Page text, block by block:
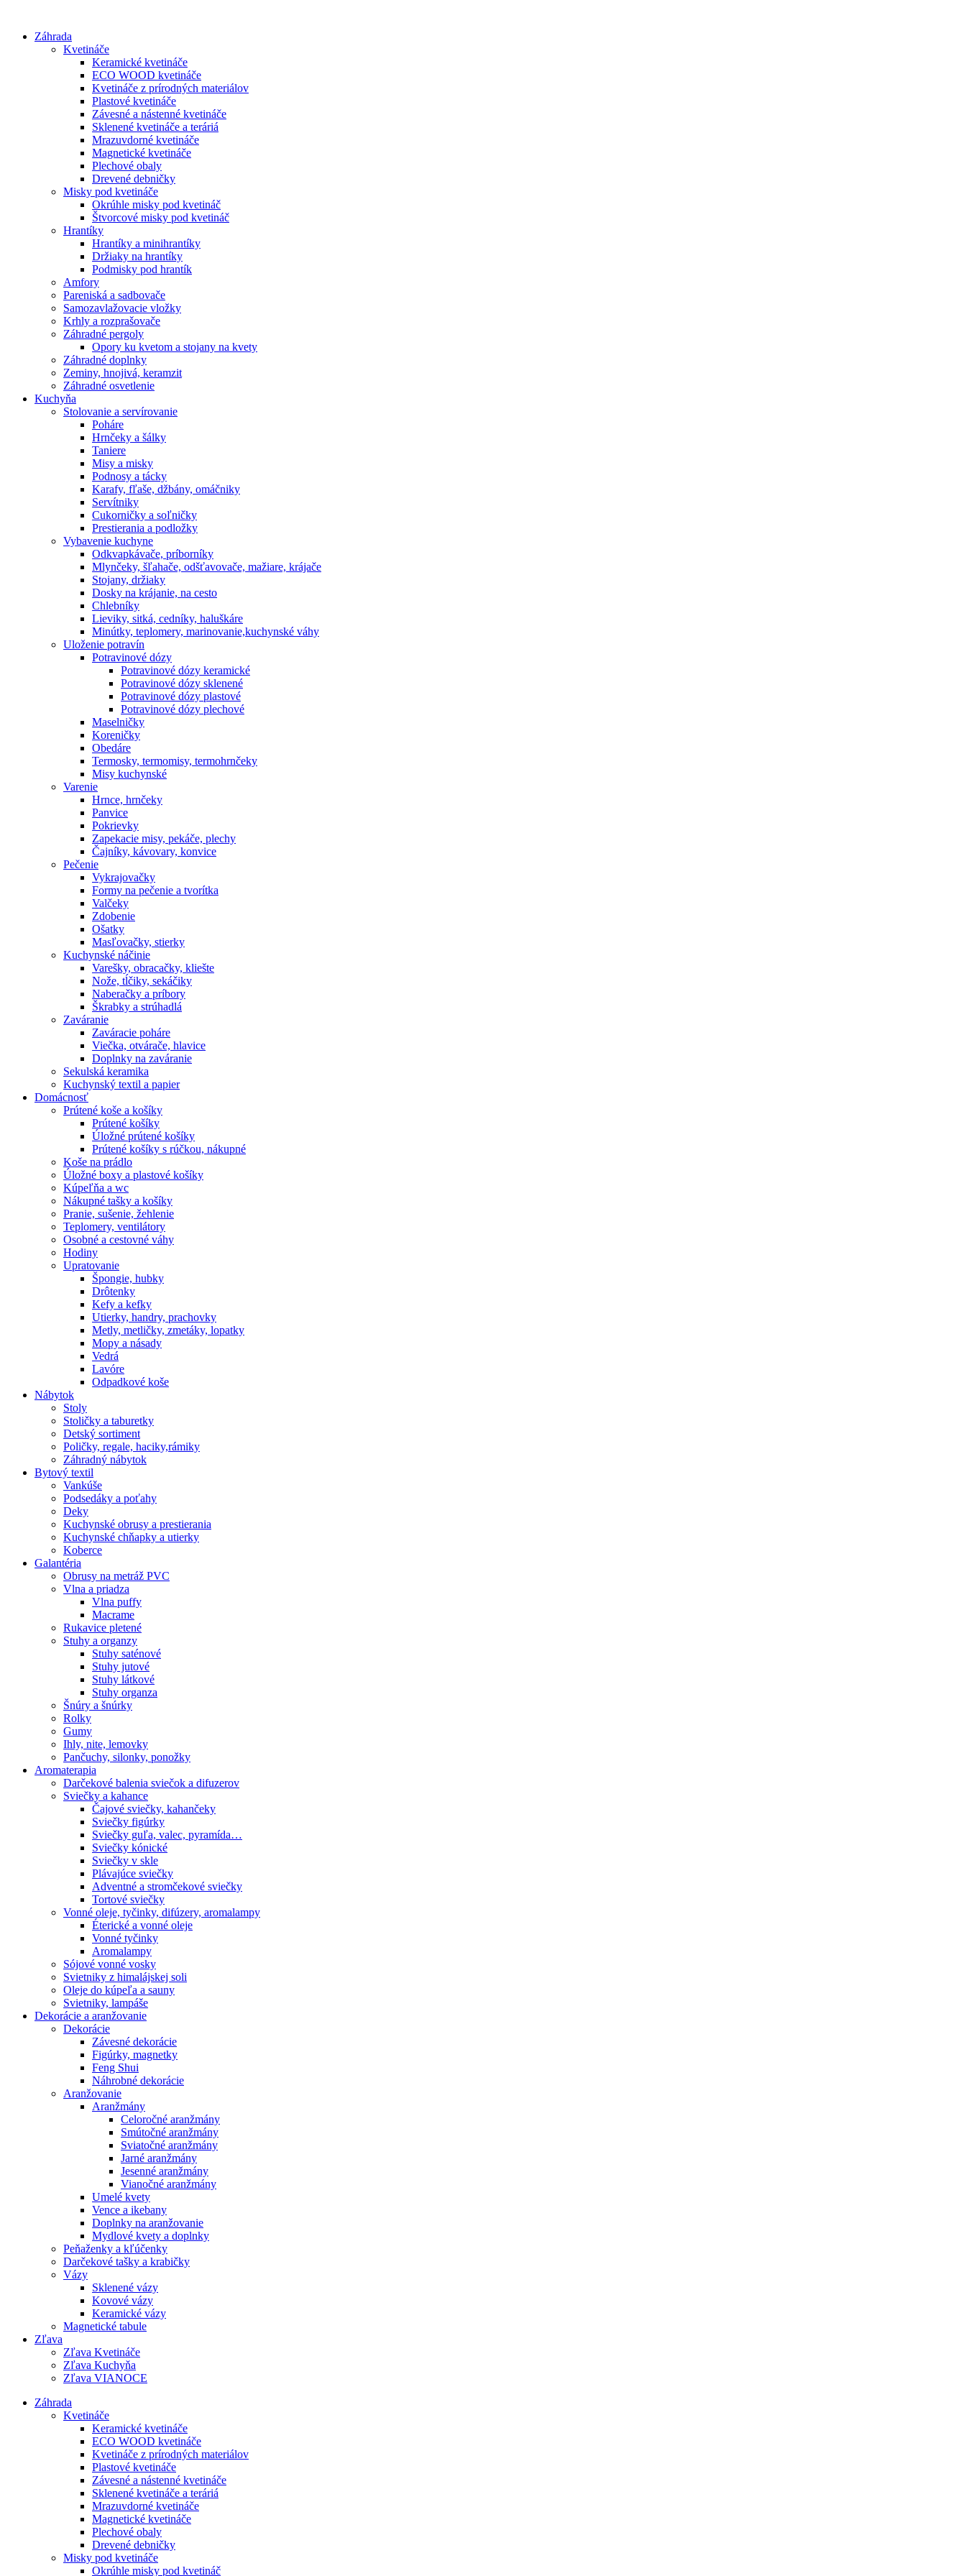
obsah
Záhrada
Kvetináče
Keramické kvetináče
ECO WOOD kvetináče
Kvetináče z prírodných materiálov
Plastové kvetináče
Závesné a nástenné kvetináče
Sklenené kvetináče a teráriá
Mrazuvdorné kvetináče
Magnetické kvetináče
Plechové obaly
Drevené debničky
Misky pod kvetináče
Okrúhle misky pod kvetináč
Štvorcové misky pod kvetináč
Hrantíky
Hrantíky a minihrantíky
Držiaky na hrantíky
Podmisky pod hrantík
Amfory
Pareniská a sadbovače
Samozavlažovacie vložky
Krhly a rozprašovače
Záhradné pergoly
Opory ku kvetom a stojany na kvety
Záhradné doplnky
Zeminy, hnojivá, keramzit
Záhradné osvetlenie
Kuchyňa
Stolovanie a servírovanie
Poháre
Hrnčeky a šálky
Taniere
Misy a misky
Podnosy a tácky
Karafy, fľaše, džbány, omáčniky
Servítniky
Cukorničky a soľničky
Prestierania a podložky
Vybavenie kuchyne
Odkvapkávače, príborníky
Mlynčeky, šľahače, odšťavovače, mažiare, krájače
Stojany, držiaky
Dosky na krájanie, na cesto
Chlebníky
Lieviky, sitká, cedníky, haluškáre
Minútky, teplomery, marinovanie,kuchynské váhy
Uloženie potravín
Potravinové dózy
Potravinové dózy keramické
Potravinové dózy sklenené
Potravinové dózy plastové
Potravinové dózy plechové
Maselničky
Koreničky
Obedáre
Termosky, termomisy, termohrnčeky
Misy kuchynské
Varenie
Hrnce, hrnčeky
Panvice
Pokrievky
Zapekacie misy, pekáče, plechy
Čajníky, kávovary, konvice
Pečenie
Vykrajovačky
Formy na pečenie a tvorítka
Valčeky
Zdobenie
Ošatky
Masľovačky, stierky
Kuchynské náčinie
Varešky, obracačky, kliešte
Nože, tĺčiky, sekáčiky
Naberačky a príbory
Škrabky a strúhadlá
Zaváranie
Zaváracie poháre
Viečka, otvárače, hlavice
Doplnky na zaváranie
Sekulská keramika
Kuchynský textil a papier
Domácnosť
Prútené koše a košíky
Prútené košíky
Úložné prútené košíky
Prútené košíky s rúčkou, nákupné
Koše na prádlo
Úložné boxy a plastové košíky
Kúpeľňa a wc
Nákupné tašky a košíky
Pranie, sušenie, žehlenie
Teplomery, ventilátory
Osobné a cestovné váhy
Hodiny
Upratovanie
Špongie, hubky
Drôtenky
Kefy a kefky
Utierky, handry, prachovky
Metly, metličky, zmetáky, lopatky
Mopy a násady
Vedrá
Lavóre
Odpadkové koše
Nábytok
Stoly
Stoličky a taburetky
Detský sortiment
Poličky, regale, haciky,rámiky
Záhradný nábytok
Bytový textil
Vankúše
Podsedáky a poťahy
Deky
Kuchynské obrusy a prestierania
Kuchynské chňapky a utierky
Koberce
Galantéria
Obrusy na metráž PVC
Vlna a priadza
Vlna puffy
Macrame
Rukavice pletené
Stuhy a organzy
Stuhy saténové
Stuhy jutové
Stuhy látkové
Stuhy organza
Šnúry a šnúrky
Rolky
Gumy
Ihly, nite, lemovky
Pančuchy, silonky, ponožky
Aromaterapia
Darčekové balenia sviečok a difuzerov
Sviečky a kahance
Čajové sviečky, kahančeky
Sviečky figúrky
Sviečky guľa, valec, pyramída…
Sviečky kónické
Sviečky v skle
Plávajúce sviečky
Adventné a stromčekové sviečky
Tortové sviečky
Vonné oleje, tyčinky, difúzery, aromalampy
Éterické a vonné oleje
Vonné tyčinky
Aromalampy
Sójové vonné vosky
Svietniky z himalájskej soli
Oleje do kúpeľa a sauny
Svietniky, lampáše
Dekorácie a aranžovanie
Dekorácie
Závesné dekorácie
Figúrky, magnetky
Feng Shui
Náhrobné dekorácie
Aranžovanie
Aranžmány
Celoročné aranžmány
Smútočné aranžmány
Sviatočné aranžmány
Jarné aranžmány
Jesenné aranžmány
Vianočné aranžmány
Umelé kvety
Vence a ikebany
Doplnky na aranžovanie
Mydlové kvety a doplnky
Peňaženky a kľúčenky
Darčekové tašky a krabičky
Vázy
Sklenené vázy
Kovové vázy
Keramické vázy
Magnetické tabule
Zľava
Zľava Kvetináče
Zľava Kuchyňa
Zľava VIANOCE
Záhrada
Kvetináče
Keramické kvetináče
ECO WOOD kvetináče
Kvetináče z prírodných materiálov
Plastové kvetináče
Závesné a nástenné kvetináče
Sklenené kvetináče a teráriá
Mrazuvdorné kvetináče
Magnetické kvetináče
Plechové obaly
Drevené debničky
Misky pod kvetináče
Okrúhle misky pod kvetináč